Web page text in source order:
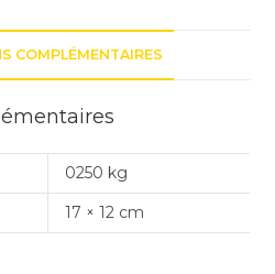
COMPLÉMENTAIRES
0250 kg
17 × 12 cm